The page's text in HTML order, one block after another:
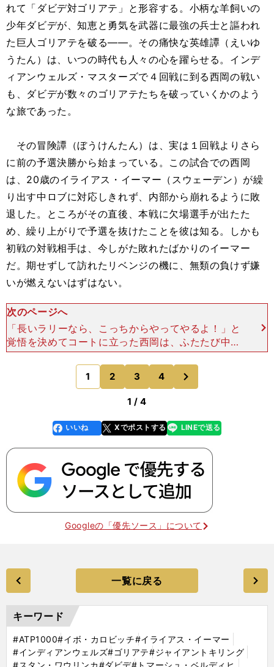
れて「ダビデ対ゴリアテ」と形容する。小柄な羊飼いの
少年ダビデが、知恵と勇気を武器に最強の兵士と謳われ
た巨人ゴリアテを破る――。その痛快な英雄譚（えいゆ
うたん）は、いつの時代も人々の心を躍らせる。インデ
ィアンウェルズ・マスターズで４回戦に到る西岡の戦い
も、ダビデが数々のゴリアテたちを破っていくかのよう
な旅であった。
その冒険譚（ぼうけんたん）は、実は１回戦よりさら
に前の予選決勝から始まっている。この試合での西岡
は、20歳のイライアス・イーマー（スウェーデン）が繰
り出す中ロブに対応しきれず、内部から崩れるように敗
退した。ところがその直後、本戦に欠場選手が出たた
め、繰り上がりで予選を抜けたことを彼は知る。しかも
初戦の対戦相手は、今しがた敗れたばかりのイーマー
だ。期せずして訪れたリベンジの機に、無類の負けず嫌
いが燃えないはずはない。
次のページへ
「長いラリーなら、こっちからやってやるよ！」と
覚悟を決めてコートに立った西岡は、ふたたび中ロ
ブを多用する相手のボールにどこまでも食らいつ
き、最後はイーマーの心をへし折る。６－４、６－
１のスコアには不釣
1 2 3 4
のページへ
1 / 4
faceboo
k
いいね Xでポストする
line LINEで送る
Googleの「優先ソース」について
一覧に戻る
キーワード
#ATP1000#イボ・カロビッチ#イライアス・イーマー
#インディアンウェルズ#ゴリアテ#ジャイアントキリング
#スタン・ワウリンカ#ダビデ#トマーシュ・ベルディヒ